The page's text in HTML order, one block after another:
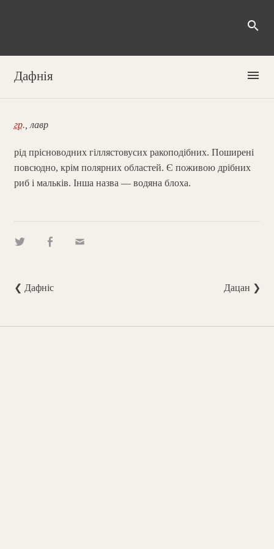
search
Дафнія menu
гр. , лавр
рід прісноводних гіллястовусих ракоподібних. Поширені
повсюдно, крім полярних областей. Є поживою дрібних
риб і мальків. Інша назва — водяна блоха.
❮ Дафніс Дацан ❯